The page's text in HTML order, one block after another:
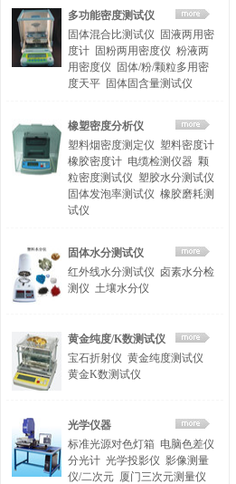
多功能密度测试仪
固体混合比测试仪
固液两用密
度计 固粉两用密度仪 粉液两
用密度仪
固体/粉/颗粒多用密
度天平 固体固含量测试仪
橡塑密度分析仪
塑料烟密度测定仪 塑料密度计
橡胶密度计 电缆检测仪器 颗
粒密度测试仪 塑胶水分测试仪
固体发泡率测试仪 橡胶磨耗测
试仪
固体水分测试仪
红外线水分测试仪 卤素水分检
测仪 土壤水分仪
黄金纯度/K数测试仪
宝石折射仪 黄金纯度测试仪
黄金K数测试仪
光学仪器
标准光源对色灯箱 电脑色差仪
分光计 光学投影仪 影像测量
仪/二次元 厦门三次元测量仪